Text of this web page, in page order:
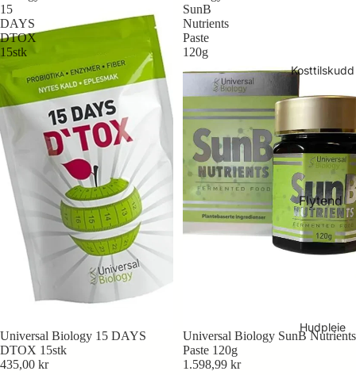
Tegoder
Hudplei
e
Kosttils
kudd
Kropps
pleie
h
ie
Mage
Munn,
hals og
svelg
Muskler
og ledd
Renhol
Øyne
Kosttilskudd
Flytend
e
spormi
neraler
mineral
er
Hudpleie
15
DAYS
DTOX
15stk
Universal Biology 15 DAYS
DTOX 15stk
435,00 kr
SunB
Nutrients
Paste
120g
Universal Biology SunB Nutrients
Paste 120g
1.598,99 kr